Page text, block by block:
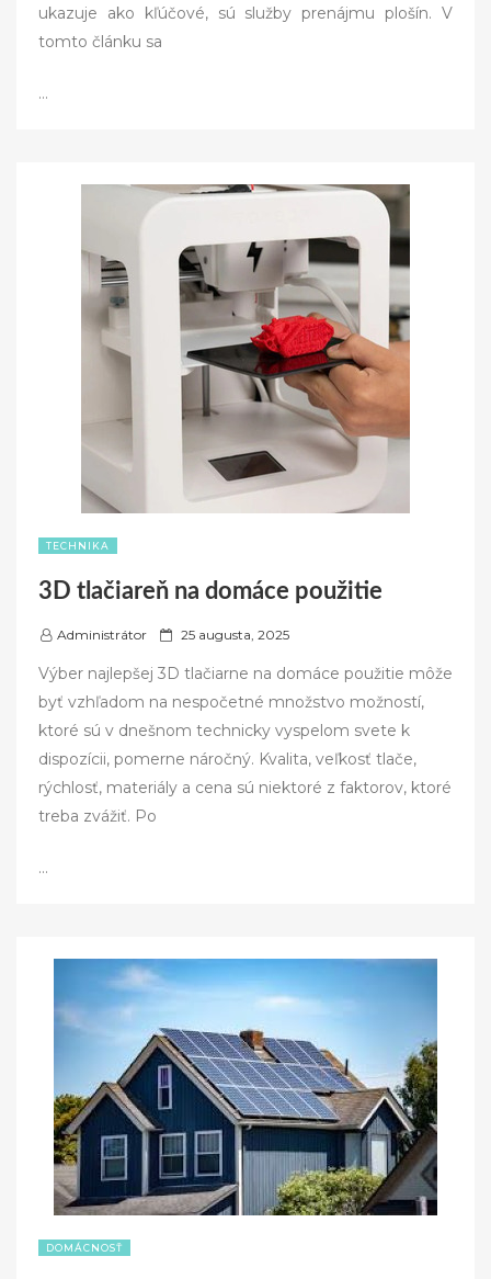
o
ukazuje ako kľúčové, sú služby prenájmu plošín. V
tomto článku sa
…
TECHNIKA
3D tlačiareň na domáce použitie
Administrátor
P
t
e
d
o
25 augusta, 2025
Výber najlepšej 3D tlačiarne na domáce použitie môže
byť vzhľadom na nespočetné množstvo možností,
ktoré sú v dnešnom technicky vyspelom svete k
dispozícii, pomerne náročný. Kvalita, veľkosť tlače,
rýchlosť, materiály a cena sú niektoré z faktorov, ktoré
treba zvážiť. Po
…
DOMÁCNOSŤ